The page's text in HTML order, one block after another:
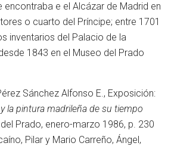
encontraba e el Alcázar de Madrid en
o cuarto del Príncipe; entre 1701
inventarios del Palacio de la
1843 en el Museo del Prado
Sánchez Alfonso E., Exposición:
la pintura madrileña de su tiempo
Prado, enero-marzo 1986, p. 230
Pilar y Mario Carreño, Ángel,